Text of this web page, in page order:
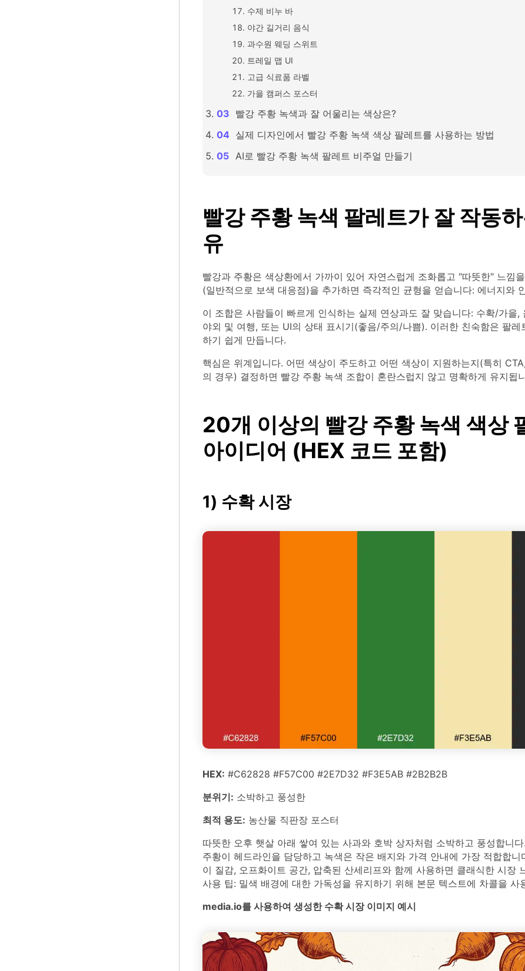
수제 비누 바
야간 길거리 음식
과수원 웨딩 스위트
트레일 맵 UI
고급 식료품 라벨
가을 캠퍼스 포스터
빨강 주황 녹색과 잘 어울리는 색상은?
실제 디자인에서 빨강 주황 녹색 색상 팔레트를 사용하는 방법
AI로 빨강 주황 녹색 팔레트 비주얼 만들기
빨강 주황 녹색 팔레트가 잘 작동
유
빨강과 주황은 색상환에서 가까이 있어 자연스럽게 조화롭고 "따뜻한" 느낌
(일반적으로 보색 대응점)을 추가하면 즉각적인 균형을 얻습니다: 에너지와
이 조합은 사람들이 빠르게 인식하는 실제 연상과도 잘 맞습니다: 수확/가을,
야외 및 여행, 또는 UI의 상태 표시기(좋음/주의/나쁨). 이러한 친숙함은 팔레
하기 쉽게 만듭니다.
핵심은 위계입니다. 어떤 색상이 주도하고 어떤 색상이 지원하는지(특히
의 경우) 결정하면 빨강 주황 녹색 조합이 혼란스럽지 않고 명확하게 유지됩
20개 이상의 빨강 주황 녹색 색상
아이디어 (HEX 코드 포함)
1) 수확 시장
HEX: #C62828 #F57C00 #2E7D32 #F3E5AB #2B2B2B
분위기: 소박하고 풍성한
최적 용도: 농산물 직판장 포스터
따뜻한 오후 햇살 아래 쌓여 있는 사과와 호박 상자처럼 소박하고 풍성합니
주황이 헤드라인을 담당하고 녹색은 작은 배지와 가격 안내에 가장 적합합니
이 질감, 오프화이트 공간, 압축된 산세리프와 함께 사용하면 클래식한 시장
사용 팁: 밀색 배경에 대한 가독성을 유지하기 위해 본문 텍스트에 차콜을 사
media.io를 사용하여 생성한 수확 시장 이미지 예시